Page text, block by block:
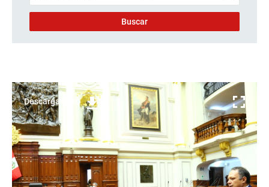
Descargar foto